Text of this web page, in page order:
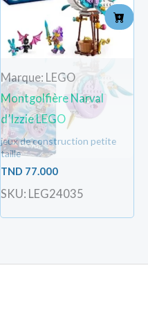
Marque: LEGO
Montgolfière Narval
d’Izzie LEGO
jeux de construction petite
taille
TND 77.000
SKU: LEG24035